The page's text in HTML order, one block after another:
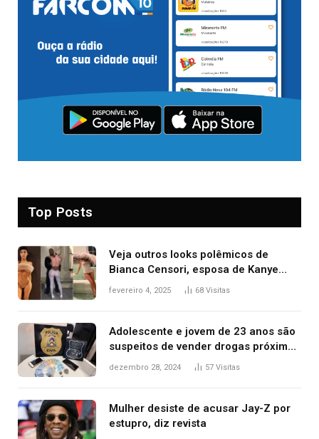
Top Posts
Veja outros looks polêmicos de
Bianca Censori, esposa de Kanye
West que apareceu nua no Grammy
fevereiro 4, 2025 68 Visitas
Adolescente e jovem de 23 anos são
suspeitos de vender drogas próximo
de delegacia e escola, diz polícia
dezembro 28, 2024 57 Visitas
Mulher desiste de acusar Jay-Z por
estupro, diz revista